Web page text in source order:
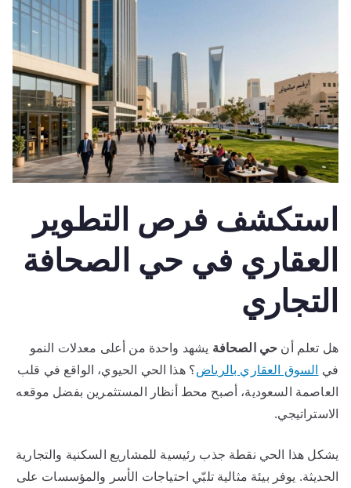
استكشف فرص التطوير
العقاري في حي الصحافة
التجاري
هل تعلم أن حي الصحافة يشهد واحدة من أعلى معدلات النمو
في السوق العقاري بالرياض؟ هذا الحي الحيوي، الواقع في قلب
العاصمة السعودية، أصبح محط أنظار المستثمرين بفضل موقعه
الاستراتيجي.
يشكل هذا الحي نقطة جذب رئيسية للمشاريع السكنية والتجارية
الحديثة. يوفر بيئة مثالية تلبّي احتياجات الأسر والمؤسسات على